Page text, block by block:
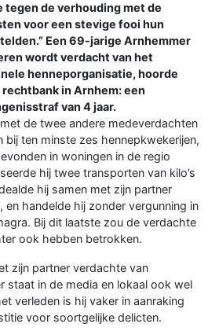
tegen de verhouding met de
voor een stevige fooi hun
Een 69-jarige Arnhemmer
wordt verdacht van het
henneporganisatie, hoorde
in Arnhem: een
van 4 jaar.
de twee andere medeverdachten
ten minste zes hennepkwekerijen,
in woningen in de regio
hij twee transporten van kilo’s
hij samen met zijn partner
en handelde hij zonder vergunning in
Bij dit laatste zou de verdachte
ook hebben betrokken.
zijn partner verdachte van
staat in de media en lokaal ook wel
verleden is hij vaker in aanraking
voor soortgelijke delicten.